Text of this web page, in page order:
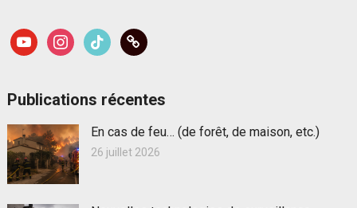
youtubeinstagram
tiktok link
Publications récentes
En cas de feu… (de forêt, de maison, etc.)
26 juillet 2026